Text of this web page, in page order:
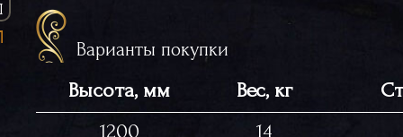
Варианты покупки
Высота, мм Вес, кг
1200
14